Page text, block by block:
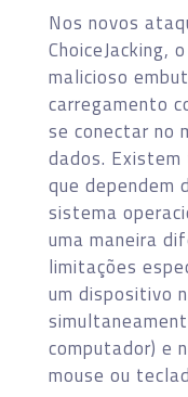
Nos novos
ChoiceJacking,
malicioso
carregamento
se conectar no
dados.
que dependem
sistema
uma maneira
limitações
um dispositivo
computador) e
mouse ou